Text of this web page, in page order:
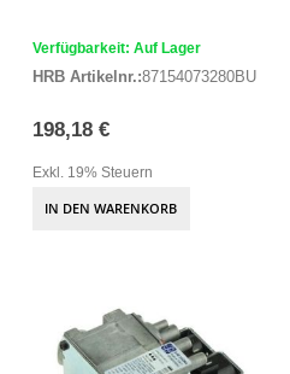
Verfügbarkeit: Auf Lager
HRB Artikelnr.:87154073280BU
198,18 €
Exkl. 19% Steuern
IN DEN WARENKORB